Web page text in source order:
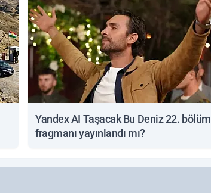
Yandex AI Taşacak Bu Deniz 22. bölüm
fragmanı yayınlandı mı?